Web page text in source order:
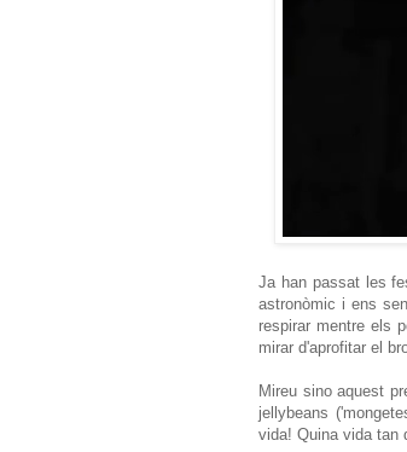
Ja han passat les
astronòmic i ens
respirar mentre els
mirar d'aprofitar el
Mireu sino aquest
jellybeans
vida! Quina vida tan